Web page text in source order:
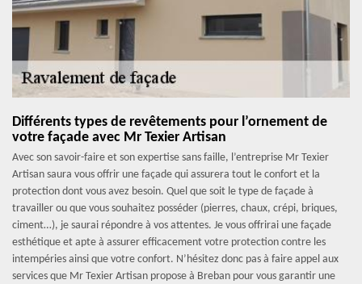
Différents types de revêtements pour l’ornement de
votre façade avec Mr Texier Artisan
Avec son savoir-faire et son expertise sans faille, l’entreprise Mr Texier
Artisan saura vous offrir une façade qui assurera tout le confort et la
protection dont vous avez besoin. Quel que soit le type de façade à
travailler ou que vous souhaitez posséder (pierres, chaux, crépi, briques,
ciment…), je saurai répondre à vos attentes. Je vous offrirai une façade
esthétique et apte à assurer efficacement votre protection contre les
intempéries ainsi que votre confort. N’hésitez donc pas à faire appel aux
services que Mr Texier Artisan propose à Breban pour vous garantir une